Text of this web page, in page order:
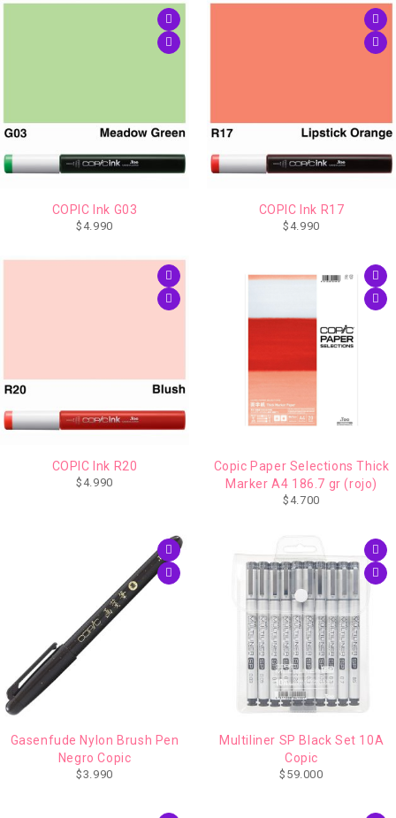
COPIC Ink G03
$ 4.990
COPIC Ink R17
$ 4.990
COPIC Ink R20
$ 4.990
Copic Paper Selections Thick
Marker A4 186.7 gr (rojo)
$ 4.700
Gasenfude Nylon Brush Pen
Negro Copic
$3.990
Multiliner SP Black Set 10A
Copic
$ 59.000